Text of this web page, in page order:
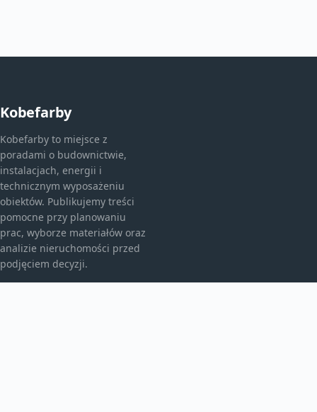
Kobefarby
Kobefarby to miejsce z
poradami o budownictwie,
instalacjach, energii i
technicznym wyposażeniu
obiektów. Publikujemy treści
pomocne przy planowaniu
prac, wyborze materiałów oraz
analizie nieruchomości przed
podjęciem decyzji.